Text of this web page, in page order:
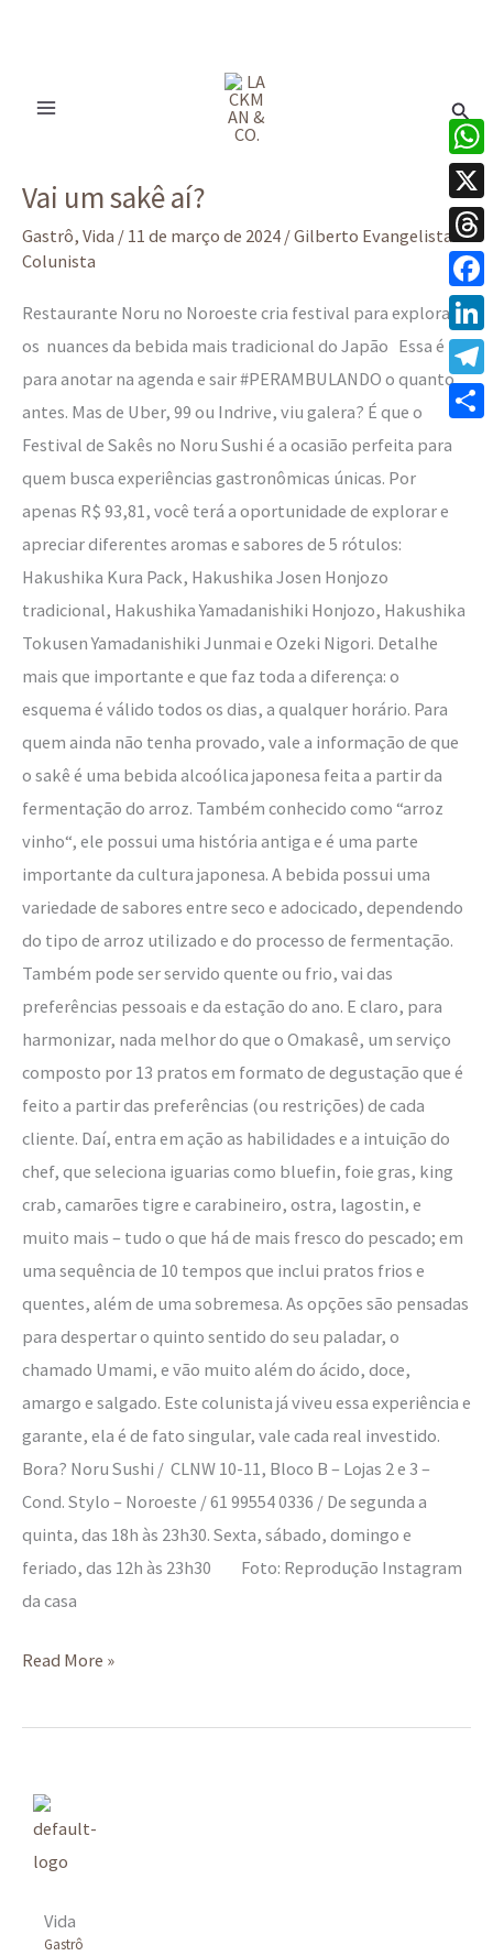
Vai um sakê aí?
Gastrô, Vida / 11 de março de 2024 /Gilberto Evangelista -
Colunista
Restaurante Noru no Noroeste cria festival para explorar
os nuances da bebida mais tradicional do Japão Essa é
para anotar na agenda e sair #PERAMBULANDO o quanto
antes. Mas de Uber, 99 ou Indrive, viu galera? É que o
Festival de Sakês no Noru Sushi é a ocasião perfeita para
quem busca experiências gastronômicas únicas. Por
apenas R$ 93,81, você terá a oportunidade de explorar e
apreciar diferentes aromas e sabores de 5 rótulos:
Hakushika Kura Pack, Hakushika Josen Honjozo
tradicional, Hakushika Yamadanishiki Honjozo, Hakushika
Tokusen Yamadanishiki Junmai e Ozeki Nigori. Detalhe
mais que importante e que faz toda a diferença: o
esquema é válido todos os dias, a qualquer horário. Para
quem ainda não tenha provado, vale a informação de que
o sakê é uma bebida alcoólica japonesa feita a partir da
fermentação do arroz. Também conhecido como “arroz
vinho“, ele possui uma história antiga e é uma parte
importante da cultura japonesa. A bebida possui uma
variedade de sabores entre seco e adocicado, dependendo
do tipo de arroz utilizado e do processo de fermentação.
Também pode ser servido quente ou frio, vai das
preferências pessoais e da estação do ano. E claro, para
harmonizar, nada melhor do que o Omakasê, um serviço
composto por 13 pratos em formato de degustação que é
feito a partir das preferências (ou restrições) de cada
cliente. Daí, entra em ação as habilidades e a intuição do
chef, que seleciona iguarias como bluefin, foie gras, king
crab, camarões tigre e carabineiro, ostra, lagostin, e
muito mais – tudo o que há de mais fresco do pescado; em
uma sequência de 10 tempos que inclui pratos frios e
quentes, além de uma sobremesa. As opções são pensadas
para despertar o quinto sentido do seu paladar, o
chamado Umami, e vão muito além do ácido, doce,
amargo e salgado. Este colunista já viveu essa experiência e
garante, ela é de fato singular, vale cada real investido.
Bora? Noru Sushi / CLNW 10-11, Bloco B – Lojas 2 e 3 –
Cond. Stylo – Noroeste / 61 99554 0336 / De segunda a
quinta, das 18h às 23h30. Sexta, sábado, domingo e
feriado, das 12h às 23h30 Foto: Reprodução Instagram
da casa
um
sakê
aí?
Read More »
Vida
Gastrô
X